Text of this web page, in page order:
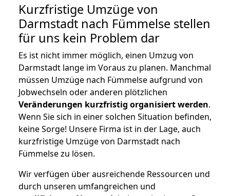
Kurzfristige Umzüge von
Darmstadt nach Fümmelse stellen
für uns kein Problem dar
Es ist nicht immer möglich, einen Umzug von
Darmstadt lange im Voraus zu planen. Manchmal
müssen Umzüge nach Fümmelse aufgrund von
Jobwechseln oder anderen plötzlichen
Veränderungen kurzfristig organisiert werden.
Wenn Sie sich in einer solchen Situation befinden,
keine Sorge! Unsere Firma ist in der Lage, auch
kurzfristige Umzüge von Darmstadt nach
Fümmelse zu lösen.
Wir verfügen über ausreichende Ressourcen und
durch unseren umfangreichen und